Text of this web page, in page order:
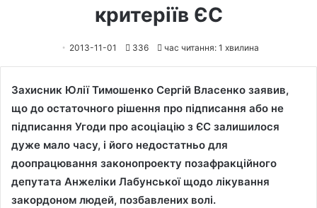
критеріїв ЄС
2013-11-01 336 час читання: 1 хвилина
Захисник Юлії Тимошенко Сергій Власенко заявив,
що до остаточного рішення про підписання або не
підписання Угоди про асоціацію з ЄС залишилося
дуже мало часу, і його недостатньо для
доопрацювання законопроекту позафракційного
депутата Анжеліки Лабунської щодо лікування
закордоном людей, позбавлених волі.